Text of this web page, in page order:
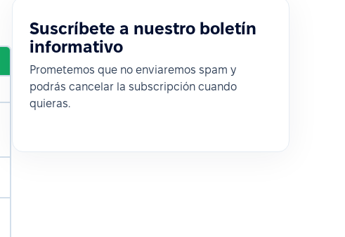
Suscríbete a nuestro boletín
informativo
Prometemos que no enviaremos spam y
podrás cancelar la subscripción cuando
quieras.